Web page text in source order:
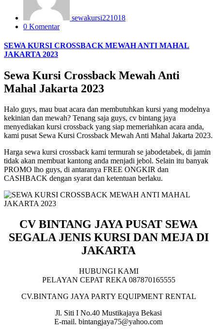
sewakursi221018
0 Komentar
SEWA KURSI CROSSBACK MEWAH ANTI MAHAL
JAKARTA 2023
Sewa Kursi Crossback Mewah Anti
Mahal Jakarta 2023
Halo guys, mau buat acara dan membutuhkan kursi yang modelnya
kekinian dan mewah? Tenang saja guys, cv bintang jaya
menyediakan kursi crossback yang siap memeriahkan acara anda,
kami pusat Sewa Kursi Crossback Mewah Anti Mahal Jakarta 2023.
Harga sewa kursi crossback kami termurah se jabodetabek, di jamin
tidak akan membuat kantong anda menjadi jebol. Selain itu banyak
PROMO lho guys, di antaranya FREE ONGKIR dan
CASHBACK dengan syarat dan ketentuan berlaku.
CV BINTANG JAYA PUSAT SEWA
SEGALA JENIS KURSI DAN MEJA DI
JAKARTA
HUBUNGI KAMI
PELAYAN CEPAT REKA 087870165555
CV.BINTANG JAYA PARTY EQUIPMENT RENTAL
Jl. Siti I No.40 Mustikajaya Bekasi
E-mail. bintangjaya75@yahoo.com